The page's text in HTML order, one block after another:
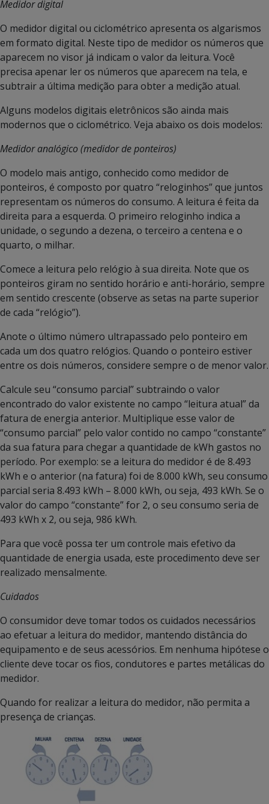
Medidor digital
O medidor digital ou ciclométrico apresenta os algarismos
em formato digital. Neste tipo de medidor os números que
aparecem no visor já indicam o valor da leitura. Você
precisa apenar ler os números que aparecem na tela, e
subtrair a última medição para obter a medição atual.
Alguns modelos digitais eletrônicos são ainda mais
modernos que o ciclométrico. Veja abaixo os dois modelos:
Medidor analógico (medidor de ponteiros)
O modelo mais antigo, conhecido como medidor de
ponteiros, é composto por quatro “reloginhos” que juntos
representam os números do consumo. A leitura é feita da
direita para a esquerda. O primeiro reloginho indica a
unidade, o segundo a dezena, o terceiro a centena e o
quarto, o milhar.
Comece a leitura pelo relógio à sua direita. Note que os
ponteiros giram no sentido horário e anti-horário, sempre
em sentido crescente (observe as setas na parte superior
de cada “relógio”).
Anote o último número ultrapassado pelo ponteiro em
cada um dos quatro relógios. Quando o ponteiro estiver
entre os dois números, considere sempre o de menor valor.
Calcule seu “consumo parcial” subtraindo o valor
encontrado do valor existente no campo “leitura atual” da
fatura de energia anterior. Multiplique esse valor de
“consumo parcial” pelo valor contido no campo “constante”
da sua fatura para chegar a quantidade de kWh gastos no
período. Por exemplo: se a leitura do medidor é de 8.493
kWh e o anterior (na fatura) foi de 8.000 kWh, seu consumo
parcial seria 8.493 kWh – 8.000 kWh, ou seja, 493 kWh. Se o
valor do campo “constante” for 2, o seu consumo seria de
493 kWh x 2, ou seja, 986 kWh.
Para que você possa ter um controle mais efetivo da
quantidade de energia usada, este procedimento deve ser
realizado mensalmente.
Cuidados
O consumidor deve tomar todos os cuidados necessários
ao efetuar a leitura do medidor, mantendo distância do
equipamento e de seus acessórios. Em nenhuma hipótese o
cliente deve tocar os fios, condutores e partes metálicas do
medidor.
Quando for realizar a leitura do medidor, não permita a
presença de crianças.